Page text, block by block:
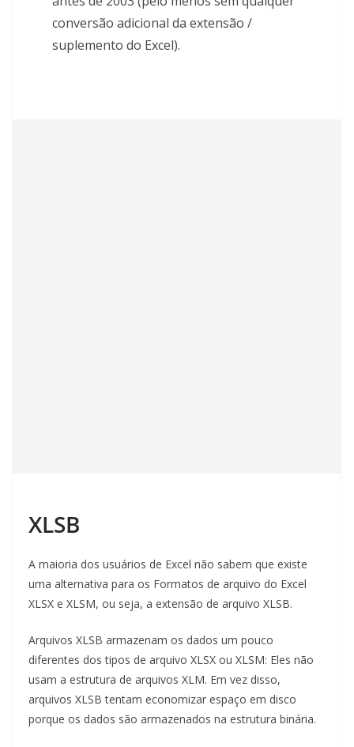
conversão adicional da extensão /
suplemento do Excel).
XLSB
A maioria dos usuários de Excel não sabem que existe
uma alternativa para os Formatos de arquivo do Excel
XLSX e XLSM, ou seja, a extensão de arquivo XLSB.
Arquivos XLSB armazenam os dados um pouco
diferentes dos tipos de arquivo XLSX ou XLSM: Eles não
usam a estrutura de arquivos XLM. Em vez disso,
arquivos XLSB tentam economizar espaço em disco
porque os dados são armazenados na estrutura binária.